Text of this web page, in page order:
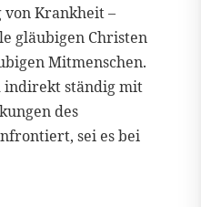
Krankheit –
gläubigen Christen
Mitmenschen.
ständig mit
des
sei es bei